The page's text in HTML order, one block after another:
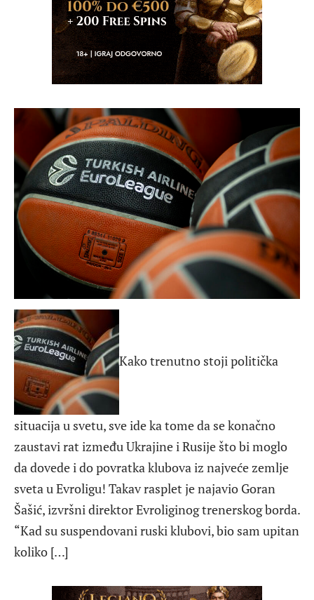
Kako trenutno stoji politička
situacija u svetu, sve ide ka tome da se konačno
zaustavi rat između Ukrajine i Rusije što bi moglo
da dovede i do povratka klubova iz najveće zemlje
sveta u Evroligu! Takav rasplet je najavio Goran
Šašić, izvršni direktor Evroliginog trenerskog borda.
“Kad su suspendovani ruski klubovi, bio sam upitan
koliko […]